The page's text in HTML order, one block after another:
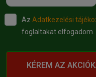
Az Adatkezelési
foglaltakat elfogadom.
KÉREM AZ